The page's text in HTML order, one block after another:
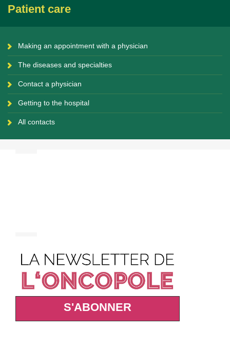
Patient care
Making an appointment with a physician
The diseases and specialties
Contact a physician
Getting to the hospital
All contacts
S'ABONNER